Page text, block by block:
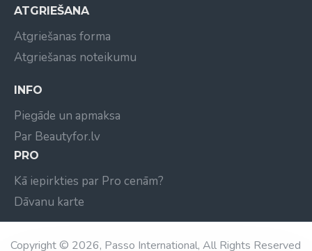
ATGRIEŠANA
Atgriešanas forma
Atgriešanas noteikumu
INFO
Piegāde un apmaksa
Par Beautyfor.lv
PRO
Kā iepirkties par Pro cenām?
Dāvanu karte
Copyright © 2026, Passo International, All Rights Reserved